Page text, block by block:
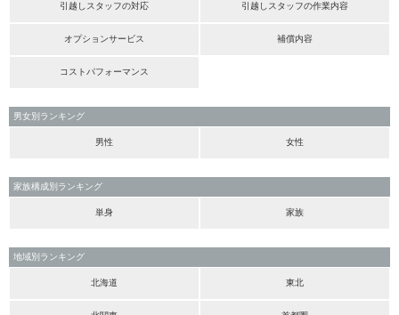
引越しスタッフの対応 引越しスタッフの作業内容
オプションサービス 補償内容
コストパフォーマンス
男女別ランキング
男性 女性
家族構成別ランキング
単身 家族
地域別ランキング
北海道 東北